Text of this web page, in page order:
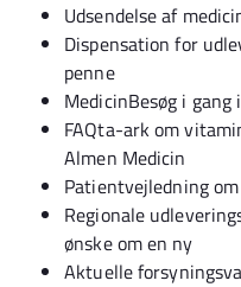
Udsendelse af
Dispensation for
penne
MedicinBesøg i
FAQta-ark om
Almen Medicin
Patientvejledning
Regionale
ønske om en ny
Aktuelle